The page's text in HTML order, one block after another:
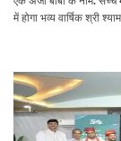
में होगा भव्य वार्षिक श्री